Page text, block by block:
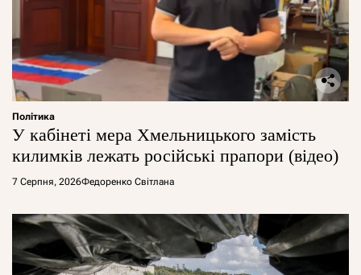
Політика
У кабінеті мера Хмельницького замість
килимків лежать російські прапори (відео)
7 Серпня, 2026Федоренко Світлана